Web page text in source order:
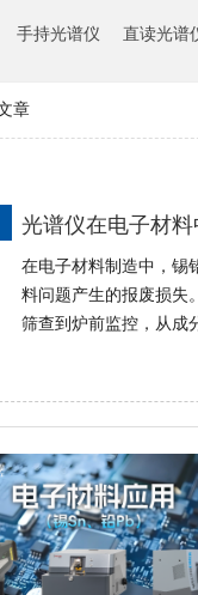
手持光谱仪 直读光谱
章
光谱仪在电子材
在电子材料制造中，锡
料问题产生的报废损失
筛查到炉前监控，从